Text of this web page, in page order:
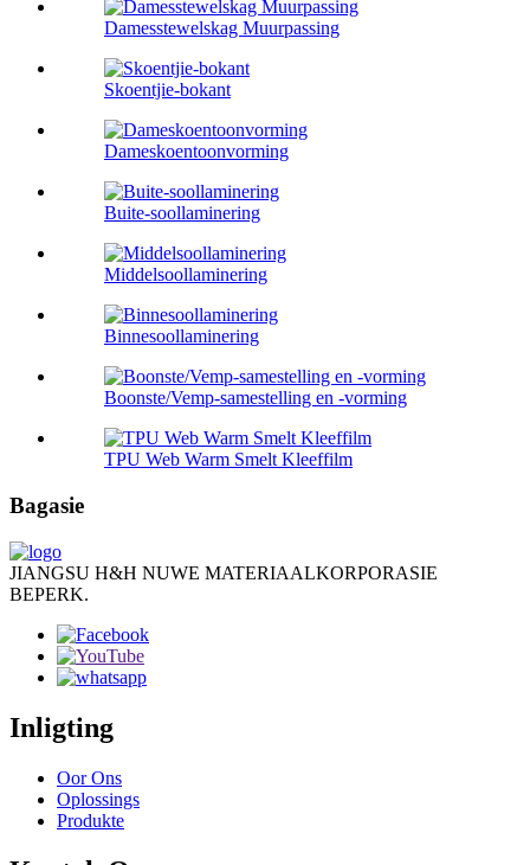
Damesstewelskag Muurpassing
Skoentjie-bokant
Dameskoentoonvorming
Buite-soollaminering
Middelsoollaminering
Binnesoollaminering
Boonste/Vemp-samestelling en -vorming
TPU Web Warm Smelt Kleeffilm
Bagasie
JIANGSU H&H NUWE MATERIAALKORPORASIE
BEPERK.
Inligting
Oor Ons
Oplossings
Produkte